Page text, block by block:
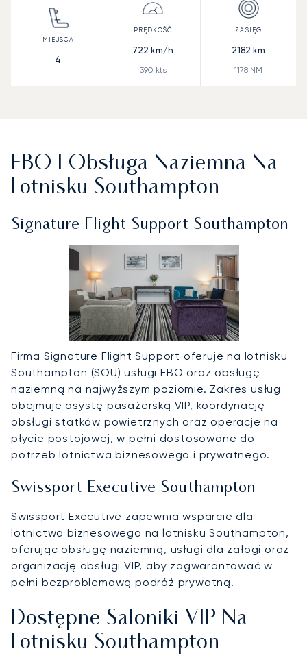
4
722 km/h
390 kts
2182 km
1178 NM
FBO I Obsługa Naziemna Na
Lotnisku Southampton
Signature Flight Support Southampton
Firma Signature Flight Support oferuje na lotnisku
Southampton (SOU) usługi FBO oraz obsługę
naziemną na najwyższym poziomie. Zakres usług
obejmuje asystę pasażerską VIP, koordynację
obsługi statków powietrznych oraz operacje na
płycie postojowej, w pełni dostosowane do
potrzeb lotnictwa biznesowego i prywatnego.
Swissport Executive Southampton
Swissport Executive zapewnia wsparcie dla
lotnictwa biznesowego na lotnisku Southampton,
oferując obsługę naziemną, usługi dla załogi oraz
organizację obsługi VIP, aby zagwarantować w
pełni bezproblemową podróż prywatną.
Dostępne Saloniki VIP Na
Lotnisku Southampton